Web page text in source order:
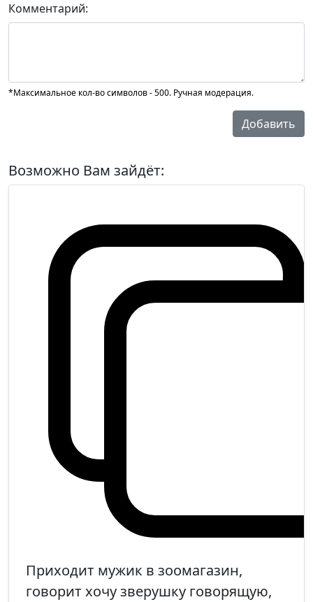
Комментарий:
*Максимальное кол-во символов - 500. Ручная модерация.
Добавить
Возможно Вам зайдёт:
Приходит мужик в зоомагазин,
говорит хочу зверушку говорящую,